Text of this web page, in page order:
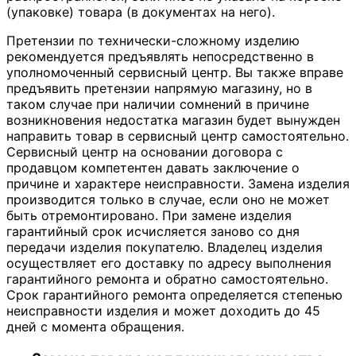
(упаковке) товара (в документах на него).
Претензии по технически-сложному изделию
рекомендуется предъявлять непосредственно в
уполномоченный сервисный центр. Вы также вправе
предъявить претензии напрямую магазину, но в
таком случае при наличии сомнений в причине
возникновения недостатка магазин будет вынужден
направить товар в сервисный центр самостоятельно.
Сервисный центр на основании договора с
продавцом компетентен давать заключение о
причине и характере неисправности. Замена изделия
производится только в случае, если оно не может
быть отремонтировано. При замене изделия
гарантийный срок исчисляется заново со дня
передачи изделия покупателю. Владелец изделия
осуществляет его доставку по адресу выполнения
гарантийного ремонта и обратно самостоятельно.
Срок гарантийного ремонта определяется степенью
неисправности изделия и может доходить до 45
дней с момента обращения.